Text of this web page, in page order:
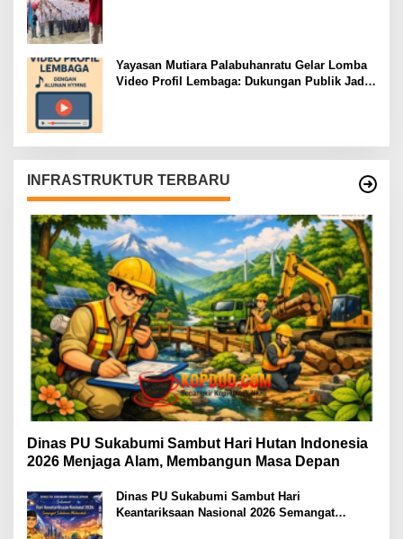
Yayasan Mutiara Palabuhanratu Gelar Lomba
Video Profil Lembaga: Dukungan Publik Jadi
INFRASTRUKTUR TERBARU
Dinas PU Sukabumi Sambut Hari Hutan Indonesia
2026 Menjaga Alam, Membangun Masa Depan
Dinas PU Sukabumi Sambut Hari
Keantariksaan Nasional 2026 Semangat